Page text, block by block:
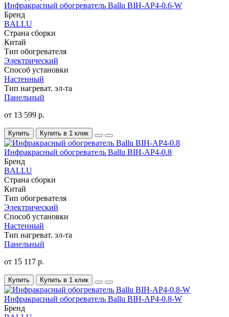
Инфракрасный обогреватель Ballu BIH-AP4-0.6-W
Бренд
BALLU
Страна сборки
Китай
Тип обогревателя
Электрический
Способ установки
Настенный
Тип нагреват. эл-та
Панельный
от 13 599 р.
Купить Купить в 1 клик
Инфракрасный обогреватель Ballu BIH-AP4-0.8
Бренд
BALLU
Страна сборки
Китай
Тип обогревателя
Электрический
Способ установки
Настенный
Тип нагреват. эл-та
Панельный
от 15 117 р.
Купить Купить в 1 клик
Инфракрасный обогреватель Ballu BIH-AP4-0.8-W
Бренд